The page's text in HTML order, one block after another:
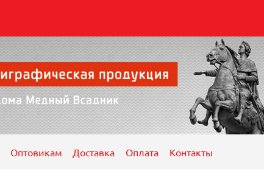
Оптовикам Доставка Оплата Контакты